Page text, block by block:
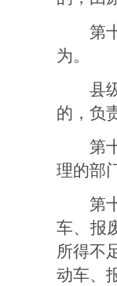
第
为。
县
的，负
第
理的部
第
车、报
所得不
动车、